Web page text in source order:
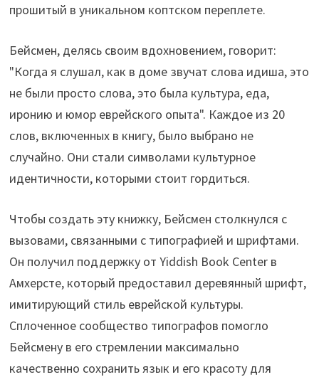
прошитый в уникальном коптском переплете.
Бейсмен, делясь своим вдохновением, говорит:
"Когда я слушал, как в доме звучат слова идиша, это
не были просто слова, это была культура, еда,
иронию и юмор еврейского опыта". Каждое из 20
слов, включенных в книгу, было выбрано не
случайно. Они стали символами культурное
идентичности, которыми стоит гордиться.
Чтобы создать эту книжку, Бейсмен столкнулся с
вызовами, связанными с типографией и шрифтами.
Он получил поддержку от Yiddish Book Center в
Амхерсте, который предоставил деревянный шрифт,
имитирующий стиль еврейской культуры.
Сплоченное сообщество типографов помогло
Бейсмену в его стремлении максимально
качественно сохранить язык и его красоту для